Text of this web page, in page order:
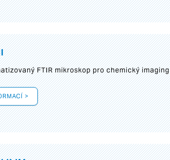
FTIR mikroskop pro chemický imaging
>